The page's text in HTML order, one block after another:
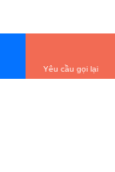
Yêu cầu gọi lại